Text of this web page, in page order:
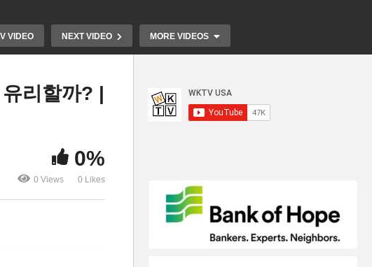
VIDEO NEXT VIDEO MORE VIDEOS
리할까? |
0%
0 Views 0 Likes